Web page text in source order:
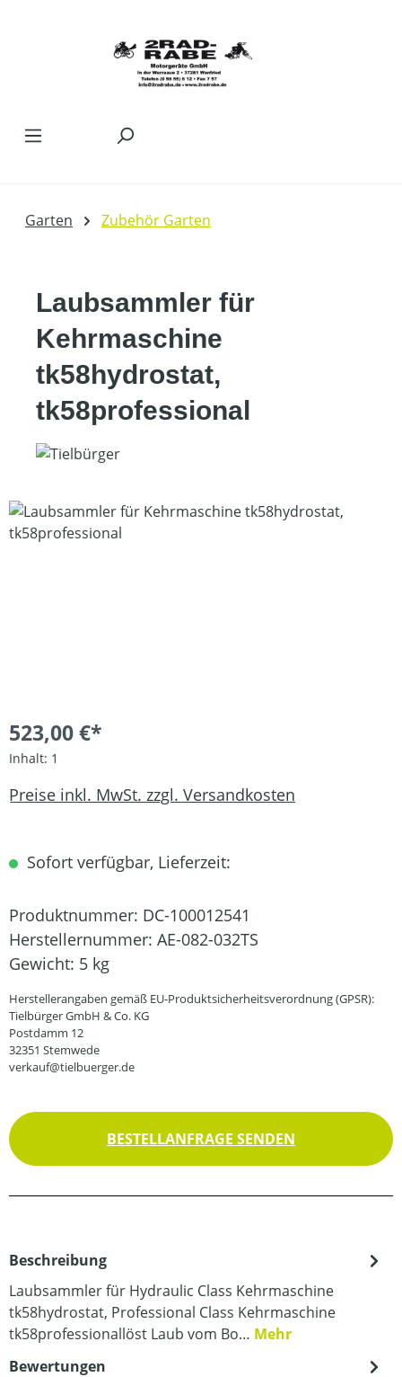
Garten Zubehör Garten
Laubsammler für
Kehrmaschine
tk58hydrostat,
tk58professional
Bildergalerie überspringen
523,00 €*
Inhalt: 1
Preise inkl. MwSt. zzgl. Versandkosten
Sofort verfügbar, Lieferzeit:
Produktnummer: DC-100012541
Herstellernummer: AE-082-032TS
Gewicht: 5 kg
Herstellerangaben gemäß EU-Produktsicherheitsverordnung (GPSR):
Tielbürger GmbH & Co. KG
Postdamm 12
32351 Stemwede
verkauf@tielbuerger.de
BESTELLANFRAGE SENDEN
Beschreibung
Laubsammler für Hydraulic Class Kehrmaschine
tk58hydrostat, Professional Class Kehrmaschine
tk58professionallöst Laub vom Bo… Mehr
Bewertungen